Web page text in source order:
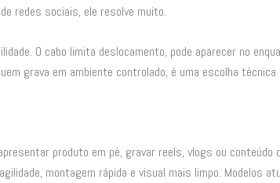
redes sociais, ele resolve muito.
O cabo limita deslocamento, pode aparecer no
grava em ambiente controlado, é uma escolha
produto em pé, gravar reels, vlogs ou
montagem rápida e visual mais limpo. Modelos